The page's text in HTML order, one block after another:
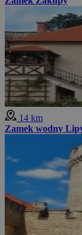
14 km
Zamek wodny